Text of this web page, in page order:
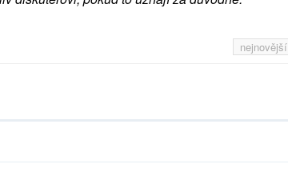
nejnovější